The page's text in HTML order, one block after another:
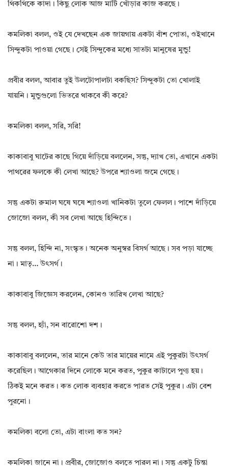
থিকথিকে কাদা। কিছু লোক আজ মাটি খোঁড়ার কাজ করছে।
কমলিকা বলল, ওই যে দেখছেন এক জায়গায় একটা বাঁশ পোতা, ওইখানে
সিন্দুকটা পাওয়া গেছে। সেই সিন্দুকের মধ্যে সাতটা মানুষের মুন্ডু!
প্ৰবীর বলল, আবার তুই উলটোপালটা বকছিস? সিন্দুকটা তো খোলাই
যায়নি। মুন্ডুগুলো ভিতরে থাকবে কী করে?
কমলিকা বলল, সরি, সরি!
কাকাবাবু ঘাটের কাছে গিয়ে দাঁড়িয়ে বললেন, সন্তু, দ্যাখ তো, এখানে একটা
পাথরের ফলকে কী লেখা আছে? উপরে শ্যাওলা জমে গেছে।
সন্তু একটা রুমাল ঘষে ঘষে শ্যাওলা খানিকটা তুলে ফেলল। পাশে দাঁড়িয়ে
জোজো বলল, কী সব লেখা আছে হিন্দিতে।
সন্তু বলল, হিন্দি না, সংস্কৃত। অনেক অনুস্বর বিসর্গ আছে। সব পড়া যাচ্ছে
না। মাতৃ… উৎসর্গ।
কাকাবাবু জিজ্ঞেস করলেন, কোনও তারিখ লেখা আছে?
সন্তু বলল, হ্যাঁ, সন বারোশো দশ।
কাকাবাবু বললেন, তার মানে কেউ তার মায়ের নামে এই পুকুরটা উৎসর্গ
করেছিল। আগেকার দিনে লোকে মনে করত, পুকুর কাটালে পুণ্য হয়।
ঠিকই মনে করত। কত লোক ব্যবহার করতে পারত সেই পুকুর। এটা বেশ
পুরনো।
কমলিকা বলো তো, এটা বাংলা কত সন?
কমলিকা জানে না। প্রবীর, জোজোও বলতে পারল না। সন্তু একটু চিন্তা